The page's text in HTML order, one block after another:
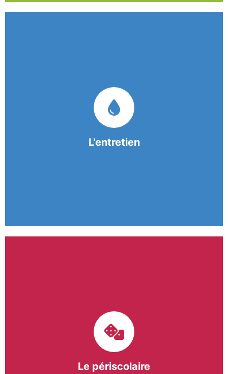
L'entretien
garantissent une prestation de nettoyage de
qualité.
Le périscolaire
bergeracois. A travers les Temps d’Activités
Périscolaires (TAP) et les Pauses Méridiennes, nous
apportons une réponse adaptée et individualisée